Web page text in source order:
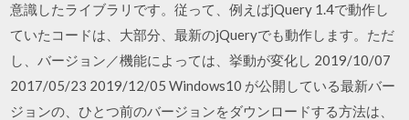
意識したライブラリです。従って、例えばjQuery 1.4で動作し
ていたコードは、大部分、最新のjQueryでも動作します。ただ
し、バージョン／機能によっては、挙動が変化し 2019/10/07
2017/05/23 2019/12/05 Windows10 が公開している最新バー
ジョンの、ひとつ前のバージョンをダウンロードする方法は、